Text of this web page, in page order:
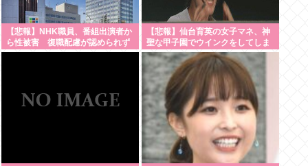
【悲報】NHK職員、番組出演者か
ら性被害 復職配慮が認められず
異動まで3年以上
【悲報】仙台育英の女子マネ、神
聖な甲子園でウインクをしてしま
う